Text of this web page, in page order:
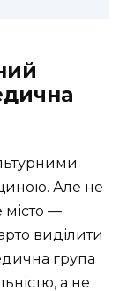
Але не
—
виділити
група
а не